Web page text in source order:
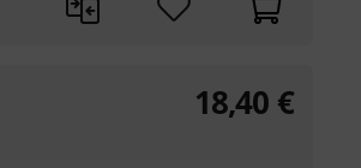
18,40 €